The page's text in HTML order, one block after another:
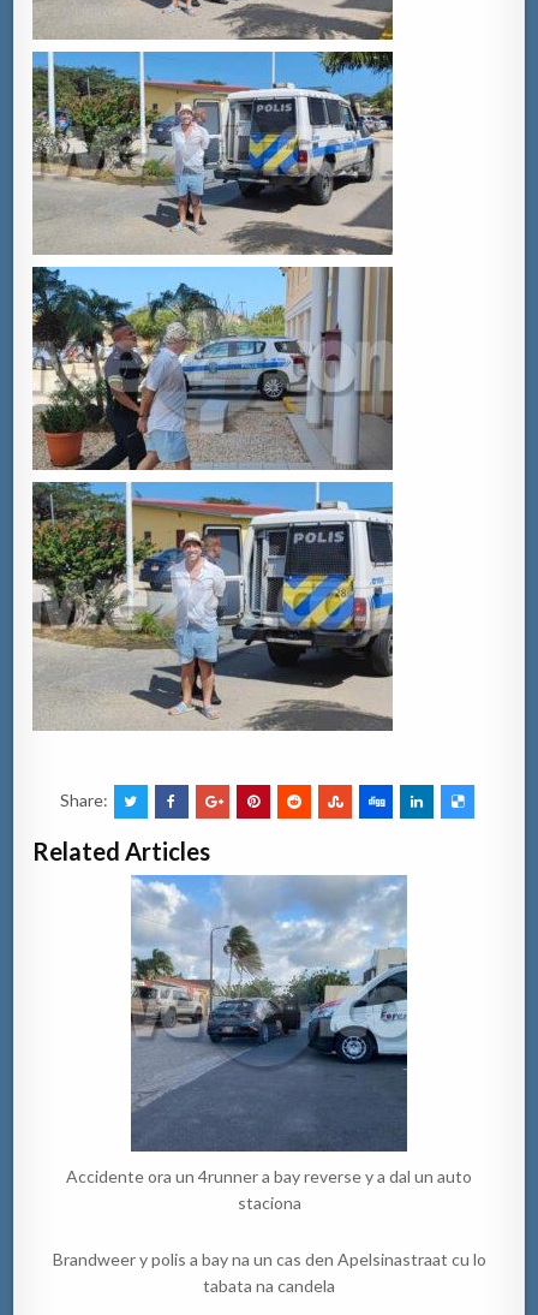
Share:
Related Articles
Accidente ora un 4runner a bay reverse y a dal un auto
staciona
Brandweer y polis a bay na un cas den Apelsinastraat cu lo
tabata na candela